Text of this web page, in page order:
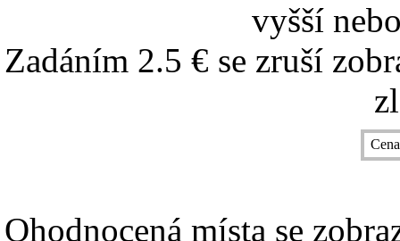
vyšší
Zadáním 2.5 € se zruší
Ohodnocená místa se